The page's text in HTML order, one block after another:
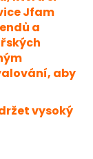
Jfam
a
aby
vysoký